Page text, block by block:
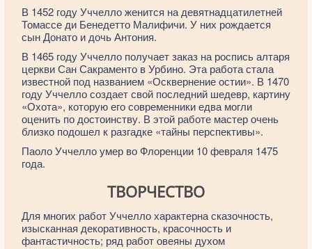
В 1452 году Уччелло женится на девятнадцатилетней
Томассе ди Бенедетто Малифичи. У них рождается
сын Донато и дочь Антония.
В 1465 году Уччелло получает заказ на роспись алтаря
церкви Сан Сакраменто в Урбино. Эта работа стала
известной под названием «Осквернение остии». В 1470
году Уччелло создает свой последний шедевр, картину
«Охота», которую его современники едва могли
оценить по достоинству. В этой работе мастер очень
близко подошел к разгадке «тайны перспективы».
Паоло Уччелло умер во Флоренции 10 февраля 1475
года.
ТВОРЧЕСТВО
Для многих работ Уччелло характерна сказочность,
изысканная декоративность, красочность и
фантастичность; ряд работ овеяны духом